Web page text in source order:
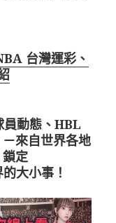
台灣運彩、
員動態、HBL
來自世界各地
定
大小事！